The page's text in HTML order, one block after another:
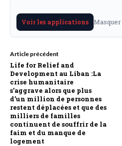
Voir les applications Masquer
Article précédent
Life for Relief and
Development au Liban :La
crise humanitaire
s’aggrave alors que plus
d’un million de personnes
restent déplacées et que des
milliers de familles
continuent de souffrir de la
faim et du manque de
logement